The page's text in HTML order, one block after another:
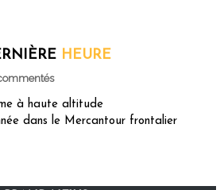
HEURE
à haute altitude
dans le Mercantour frontalier